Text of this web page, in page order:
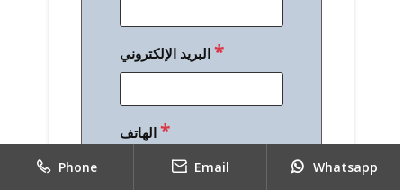
البريد الإلكتروني*
الهاتف*
Phone Email Whatsapp